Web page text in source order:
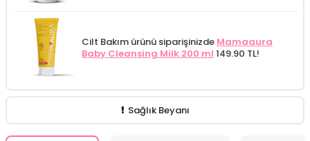
Cilt Bakım ürünü siparişinizde Mamaaura
Baby Cleansing Milk 200 ml 149.90 TL!
Sağlık Beyanı